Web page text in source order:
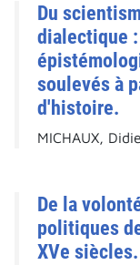
Du
dialectique
soulevés à
d'histoire.
MICHAUX,
De la
politiques
XVe